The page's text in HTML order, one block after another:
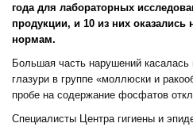
года для лабораторных
продукции, и 10 из них оказались
нормам.
Большая часть нарушений
глазури в группе «моллюски и
пробе на содержание фосфатов
Специалисты Центра гигиены и